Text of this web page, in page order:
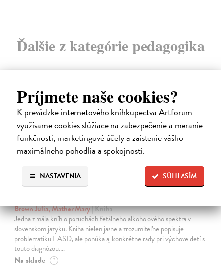
Príjmete naše cookies?
K prevádzke internetového kníhkupectva Artforum
využívame cookies slúžiace na zabezpečenie a meranie
funkčnosti, marketingové účely a zaistenie vášho
maximálneho pohodlia a spokojnosti.
SÚHLASÍM
NASTAVENIA
Ďalšie z kategórie pedagogika
Brown Julia, Mather Mary| Kniha
Jedna z mála kníh o poruchách fetálneho alkoholového spektra v
slovenskom jazyku. Kniha nielen jasne a zrozumiteľne popisuje
problematiku FASD, ale ponúka aj konkrétne rady pri výchove detí s
touto diagnózou.…
Na sklade ?